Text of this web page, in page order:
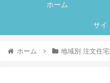
ホーム
サイ
ホーム 地域別 注文住